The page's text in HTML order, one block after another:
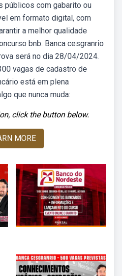
públicos com gabarito ou
em formato digital, com
a melhor qualidade
bnb. Banca cesgranrio
será no dia 28/04/2024.
vagas de cadastro de
está em plena
que nunca muda:
click the button below.
MORE